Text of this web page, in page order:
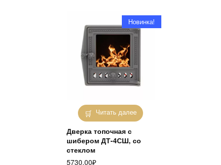
Читать далее
Новинка!
Дверка топочная с
шибером ДТ-4СШ, со
стеклом
5730.00₽